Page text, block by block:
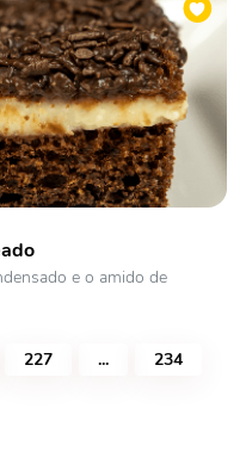
e o amido de
227 ... 234